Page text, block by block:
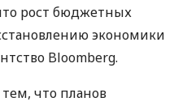
рост бюджетных
экономики
Bloomberg.
что планов